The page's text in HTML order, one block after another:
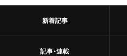
新着記事
記事・連載